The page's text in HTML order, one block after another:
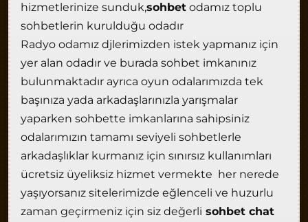
hizmetlerinize sunduk,sohbet odamız toplu
sohbetlerin kurulduğu odadır
Radyo odamız djlerimizden istek yapmanız için
yer alan odadır ve burada sohbet imkanınız
bulunmaktadır ayrıca oyun odalarımızda tek
başınıza yada arkadaşlarınızla yarışmalar
yaparken sohbette imkanlarına sahipsiniz
odalarımızın tamamı seviyeli sohbetlerle
arkadaşlıklar kurmanız için sınırsız kullanımları
ücretsiz üyeliksiz hizmet vermekte her nerede
yaşıyorsanız sitelerimizde eğlenceli ve huzurlu
zaman geçirmeniz için siz değerli sohbet chat